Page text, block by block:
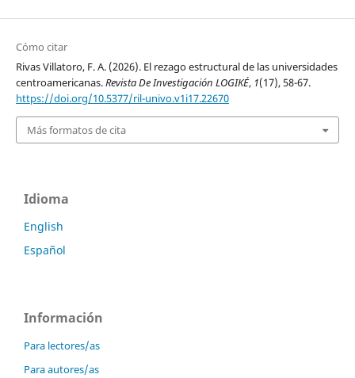
Cómo citar
Rivas Villatoro, F. A. (2026). El rezago estructural de las universidades
centroamericanas.Revista De Investigación LOGIKÉ, 1(17), 58-67.
https://doi.org/10.5377/ril-univo.v1i17.22670
Más formatos de cita
Idioma
English
Español
Información
Para lectores/as
Para autores/as